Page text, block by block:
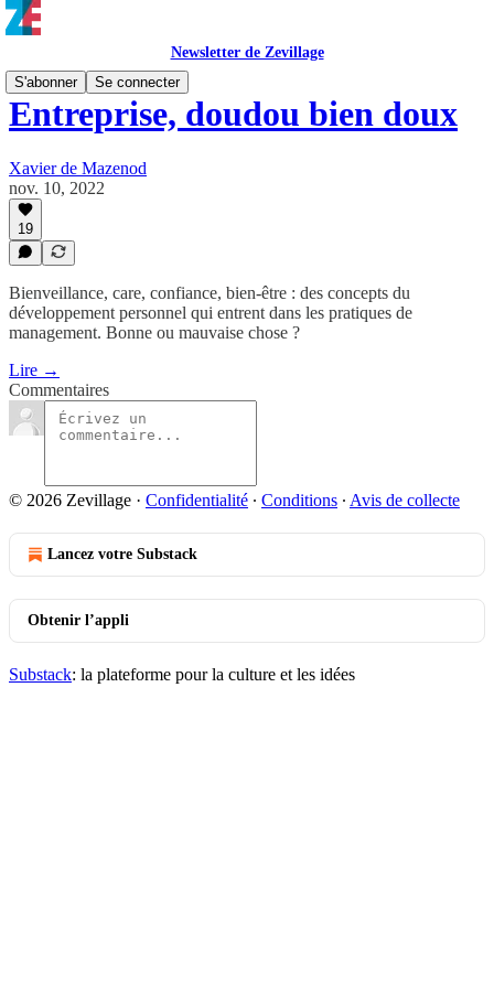
Newsletter de Zevillage
S'abonner
Se connecter
Entreprise, doudou bien doux
Xavier de Mazenod
nov. 10, 2022
19
Bienveillance, care, confiance, bien-être : des concepts du
développement personnel qui entrent dans les pratiques de
management. Bonne ou mauvaise chose ?
Lire →
Commentaires
© 2026 Zevillage · Confidentialité ∙ Conditions ∙ Avis de collecte
Lancez votre Substack
Obtenir l’appli
Substack: la plateforme pour la culture et les idées